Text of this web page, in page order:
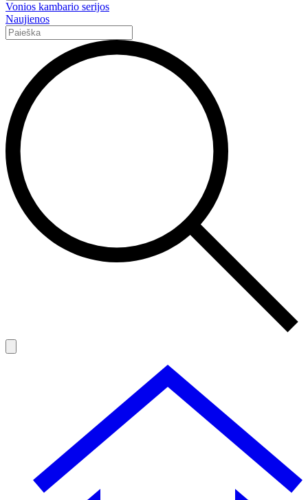
Vonios kambario serijos
Naujienos